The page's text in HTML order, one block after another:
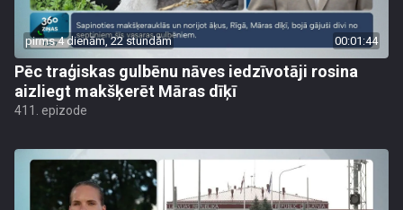
pirms 4 dienām, 22 stundām 00:01:44
Pēc traģiskas gulbēnu nāves iedzīvotāji rosina
aizliegt makšķerēt Māras dīķī
411. epizode